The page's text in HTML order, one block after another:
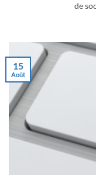
de
15
Août